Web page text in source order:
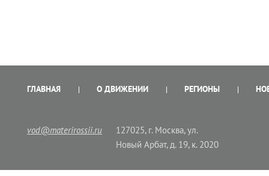
ГЛАВНАЯ О ДВИЖЕНИИ РЕГИОНЫ
vod@materirossii.ru
127025, г. Москва, ул.
Новый Арбат, д. 19, к. 2020